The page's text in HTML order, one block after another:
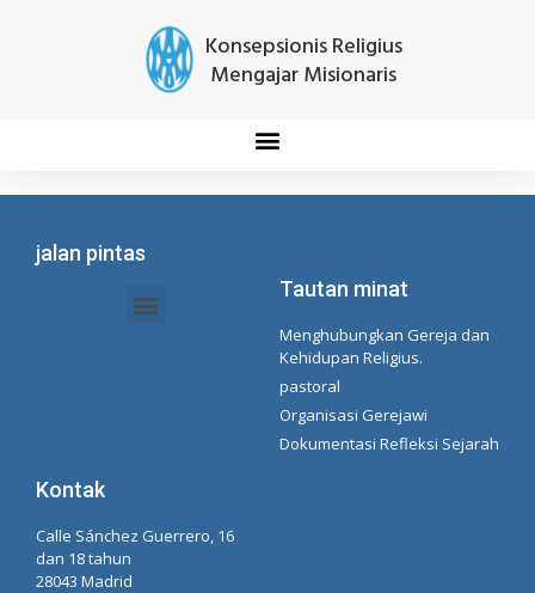
Konsepsionis Religius
Mengajar Misionaris
jalan pintas
Tautan minat
Menghubungkan Gereja dan
Kehidupan Religius.
pastoral
Organisasi Gerejawi
Dokumentasi Refleksi Sejarah
Kontak
Calle Sánchez Guerrero, 16
dan 18 tahun
28043 Madrid